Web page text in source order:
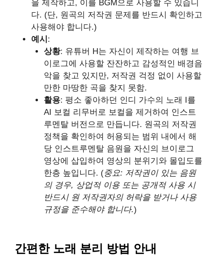
을 제작하고, 이를 BGM으로 사용할 수 있습니
다. (단, 원곡의 저작권 문제를 반드시 확인하고
사용해야 합니다.)
예시 :
상황: 유튜버 H는 자신이 제작하는 여행 브
이로그에 사용할 잔잔하고 감성적인 배경음
악을 찾고 있지만, 저작권 걱정 없이 사용할
만한 마땅한 곡을 찾지 못함.
활용: 평소 좋아하던 인디 가수의 노래 I를
AI 보컬 리무버로 보컬을 제거하여 인스트
루멘탈 버전으로 만듭니다. 원곡의 저작권
정책을 확인하여 허용되는 범위 내에서 해
당 인스트루멘탈 음원을 자신의 브이로그
영상에 삽입하여 영상의 분위기와 몰입도를
한층 높입니다. (중요: 저작권이 있는 음원
의 경우, 상업적 이용 또는 공개적 사용 시
반드시 원 저작권자의 허락을 받거나 사용
규정을 준수해야 합니다.)
간편한 노래 분리 방법 안내